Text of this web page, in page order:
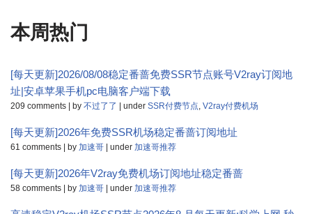
本周热门
[每天更新]2026/08/08稳定番蔷免费SSR节点账号V2ray订阅地
址|安卓苹果手机pc电脑客户端下载
209 comments | by 不过了了 | under SSR付费节点 V2ray付费机场
[每天更新]2026年免费SSR机场稳定番蔷订阅地址
61 comments | by 加速哥 | under 加速哥推荐
[每天更新]2026年V2ray免费机场订阅地址稳定番蔷
58 comments | by 加速哥 | under 加速哥推荐